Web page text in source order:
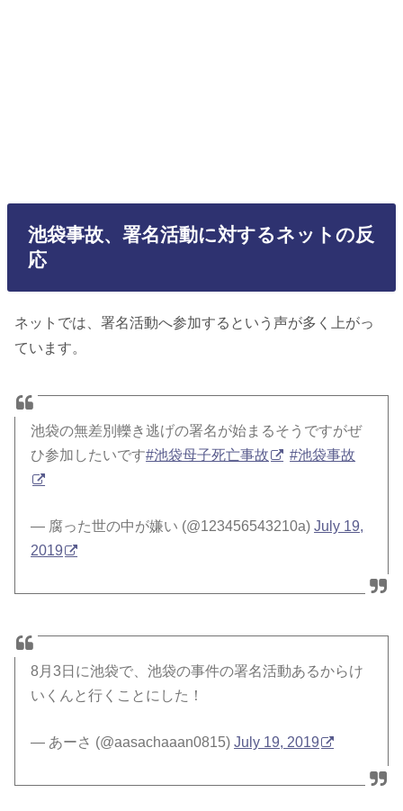
池袋事故、署名活動に対するネットの反
応
ネットでは、署名活動へ参加するという声が多く上がっ
ています。
池袋の無差別轢き逃げの署名が始まるそうですがぜ
ひ参加したいです#池袋母子死亡事故 #池袋事故
— 腐った世の中が嫌い (@123456543210a)July 19,
2019
8月3日に池袋で、池袋の事件の署名活動あるからけ
いくんと行くことにした！
— あーさ (@aasachaaan0815)July 19, 2019